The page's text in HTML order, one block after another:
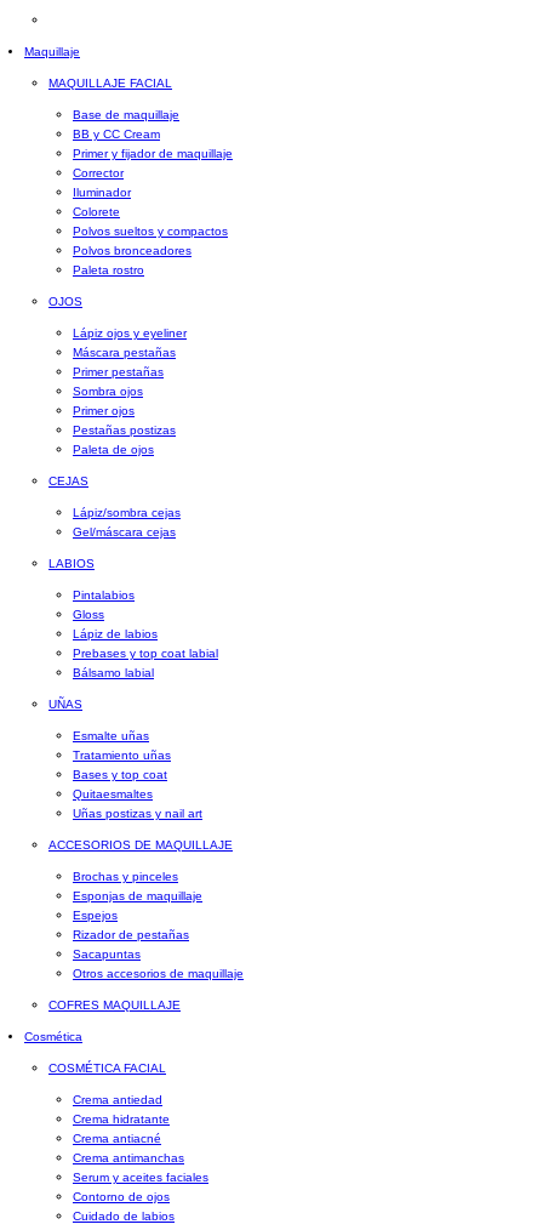
Maquillaje
MAQUILLAJE FACIAL
Base de maquillaje
BB y CC Cream
Primer y fijador de maquillaje
Corrector
Iluminador
Colorete
Polvos sueltos y compactos
Polvos bronceadores
Paleta rostro
OJOS
Lápiz ojos y eyeliner
Máscara pestañas
Primer pestañas
Sombra ojos
Primer ojos
Pestañas postizas
Paleta de ojos
CEJAS
Lápiz/sombra cejas
Gel/máscara cejas
LABIOS
Pintalabios
Gloss
Lápiz de labios
Prebases y top coat labial
Bálsamo labial
UÑAS
Esmalte uñas
Tratamiento uñas
Bases y top coat
Quitaesmaltes
Uñas postizas y nail art
ACCESORIOS DE MAQUILLAJE
Brochas y pinceles
Esponjas de maquillaje
Espejos
Rizador de pestañas
Sacapuntas
Otros accesorios de maquillaje
COFRES MAQUILLAJE
Cosmética
COSMÉTICA FACIAL
Crema antiedad
Crema hidratante
Crema antiacné
Crema antimanchas
Serum y aceites faciales
Contorno de ojos
Cuidado de labios